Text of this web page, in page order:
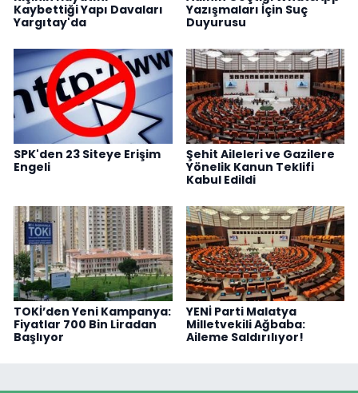
Kaybettiği Yapı Davaları
Yargıtay'da
Yazışmaları İçin Suç
Duyurusu
SPK'den 23 Siteye Erişim
Engeli
Şehit Aileleri ve Gazilere
Yönelik Kanun Teklifi
Kabul Edildi
TOKİ’den Yeni Kampanya:
Fiyatlar 700 Bin Liradan
Başlıyor
YENİ Parti Malatya
Milletvekili Ağbaba:
Aileme Saldırılıyor!